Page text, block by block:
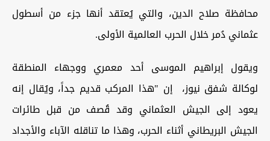
محافظة صلاح الدين، والتي يُعتقد أنها جزء من أسطول
عثماني دُمر خلال الحرب العالمية الأولى.
ويقول إبراهيم الموسى أحد معمري ووجهاء المنطقة
لوكالة شفق نيوز، إن "هذا المركب قديم جداً، ويُقال إنه
يعود إلى الجيش العثماني وقد قُصف من قبل طائرات
الجيش البريطاني أثناء الحرب، وهذا ما تناقله الآباء والأجداد